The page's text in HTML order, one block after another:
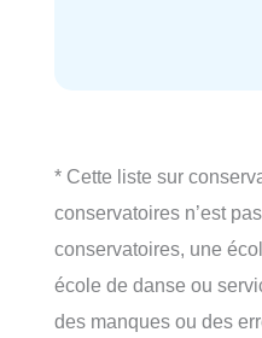
* Cette liste sur
conservatoires n’est
conservatoires, une
école de danse ou
des manques ou des